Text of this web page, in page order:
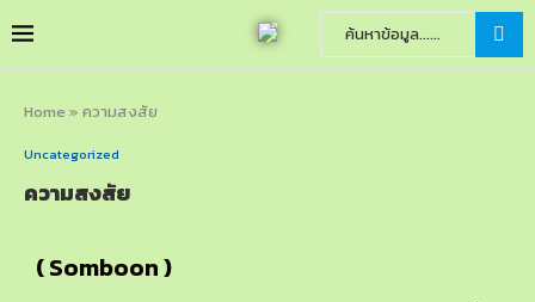
Home » ความสงสัย
Uncategorized
ความสงสัย
( Somboon )